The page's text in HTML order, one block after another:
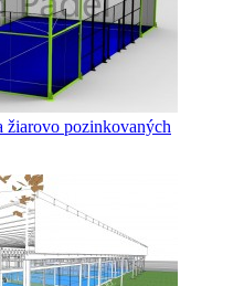
žiarovo pozinkovaných